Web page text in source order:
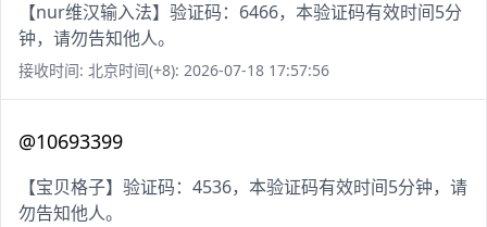
【nur维汉输入法】验证码：6466，本验证码有效时间5分
钟，请勿告知他人。
接收时间: 北京时间(+8): 2026-07-18 17:57:56
@10693399
【宝贝格子】验证码：4536，本验证码有效时间5分钟，请
勿告知他人。